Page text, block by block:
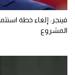
فينجر: إلغاء خطة
المشروع